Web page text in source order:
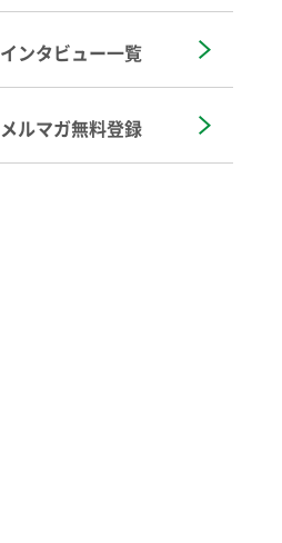
インタビュー一覧
メルマガ無料登録